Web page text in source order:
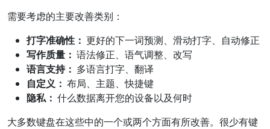
需要考虑的主要改善类别：
打字准确性： 更好的下一词预测、滑动打字、自动修正
写作质量： 语法修正、语气调整、改写
语言支持： 多语言打字、翻译
自定义： 布局、主题、快捷键
隐私： 什么数据离开您的设备以及何时
大多数键盘在这些中的一个或两个方面有所改善。很少有键